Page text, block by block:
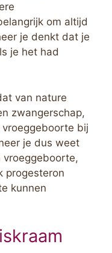
om altijd
je denkt dat je
je het had
van nature
zwangerschap,
bij
je dus weet
vroeggeboorte,
progesteron
kunnen